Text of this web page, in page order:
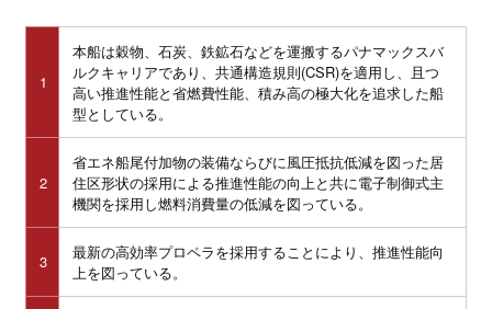
1
本船は穀物、石炭、鉄鉱石などを運搬するパナマックスバ
ルクキャリアであり、共通構造規則(CSR)を適用し、且つ
高い推進性能と省燃費性能、積み高の極大化を追求した船
型としている。
2
省エネ船尾付加物の装備ならびに風圧抵抗低減を図った居
住区形状の採用による推進性能の向上と共に電子制御式主
機関を採用し燃料消費量の低減を図っている。
3
最新の高効率プロペラを採用することにより、推進性能向
上を図っている。